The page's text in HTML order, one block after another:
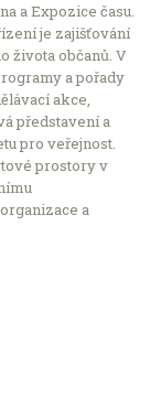
a Expozice času.
je zajišťování
života občanů. V
a pořady
akce,
představení a
pro veřejnost.
prostory v
a